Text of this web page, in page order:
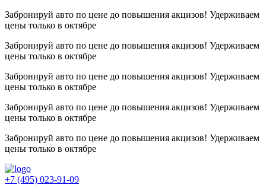
Забронируй авто по цене до повышения акцизов! Удерживаем
цены только в октябре
Забронируй авто по цене до повышения акцизов! Удерживаем
цены только в октябре
Забронируй авто по цене до повышения акцизов! Удерживаем
цены только в октябре
Забронируй авто по цене до повышения акцизов! Удерживаем
цены только в октябре
Забронируй авто по цене до повышения акцизов! Удерживаем
цены только в октябре
+7 (495) 023-91-09